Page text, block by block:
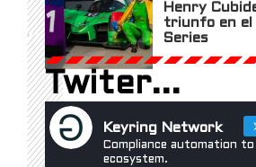
Henry
triunfo en el
Series
Twiter...
Keyring Network
Compliance automation
ecosystem.